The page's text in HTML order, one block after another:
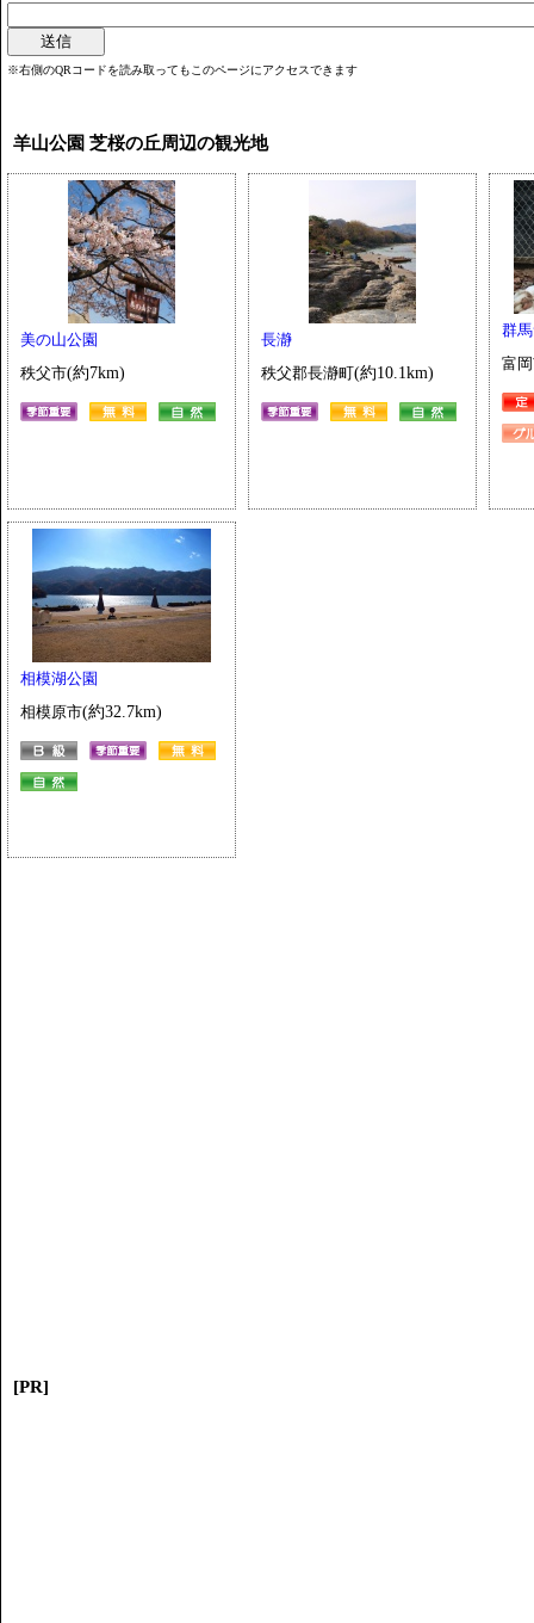
※右側のQRコードを読み取ってもこのページにアクセスできます
羊山公園 芝桜の丘周辺の観光地
美の山公園
秩父市(約7km)
長瀞
秩父郡長瀞町(約10.1km)
群
富
相模湖公園
相模原市(約32.7km)
[PR]